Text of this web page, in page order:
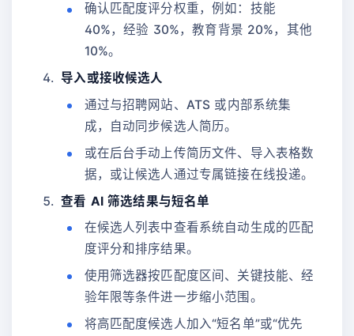
确认匹配度评分权重，例如：技能
40%，经验 30%，教育背景 20%，其他
10%。
导入或接收候选人
通过与招聘网站、ATS 或内部系统集
成，自动同步候选人简历。
或在后台手动上传简历文件、导入表格数
据，或让候选人通过专属链接在线投递。
查看 AI 筛选结果与短名单
在候选人列表中查看系统自动生成的匹配
度评分和排序结果。
使用筛选器按匹配度区间、关键技能、经
验年限等条件进一步缩小范围。
将高匹配度候选人加入“短名单”或“优先